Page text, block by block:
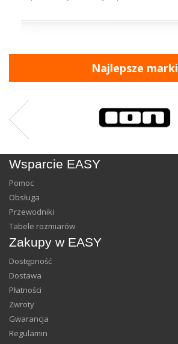
Najlepsze marki
Wsparcie EASY
Pomoc
Obsługa
Przewodniki
Tabele rozmiarów
Zakupy w EASY
Dostępność
Dostawa
Płatności
Zwroty
Gwarancja
Regulamin